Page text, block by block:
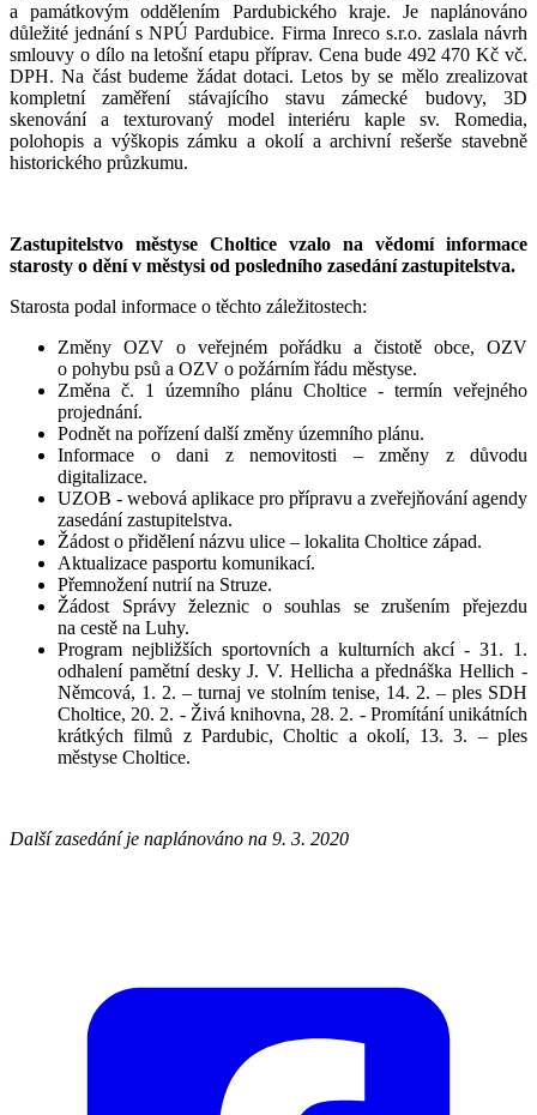
a památkovým oddělením Pardubického kraje. Je naplánováno
důležité jednání s NPÚ Pardubice. Firma Inreco s.r.o. zaslala návrh
smlouvy o dílo na letošní etapu příprav. Cena bude 492 470 Kč vč.
DPH. Na část budeme žádat dotaci. Letos by se mělo zrealizovat
kompletní zaměření stávajícího stavu zámecké budovy, 3D
skenování a texturovaný model interiéru kaple sv. Romedia,
polohopis a výškopis zámku a okolí a archivní rešerše stavebně
historického průzkumu.
Zastupitelstvo městyse Choltice vzalo na vědomí informace
starosty o dění v městysi od posledního zasedání zastupitelstva.
Starosta podal informace o těchto záležitostech:
Změny OZV o veřejném pořádku a čistotě obce, OZV
o pohybu psů a OZV o požárním řádu městyse.
Změna č. 1 územního plánu Choltice - termín veřejného
projednání.
Podnět na pořízení další změny územního plánu.
Informace o dani z nemovitosti – změny z důvodu
digitalizace.
UZOB - webová aplikace pro přípravu a zveřejňování agendy
zasedání zastupitelstva.
Žádost o přidělení názvu ulice – lokalita Choltice západ.
Aktualizace pasportu komunikací.
Přemnožení nutrií na Struze.
Žádost Správy železnic o souhlas se zrušením přejezdu
na cestě na Luhy.
Program nejbližších sportovních a kulturních akcí - 31. 1.
odhalení pamětní desky J. V. Hellicha a přednáška Hellich -
Němcová, 1. 2. – turnaj ve stolním tenise, 14. 2. – ples SDH
Choltice, 20. 2. - Živá knihovna, 28. 2. - Promítání unikátních
krátkých filmů z Pardubic, Choltic a okolí, 13. 3. – ples
městyse Choltice.
Další zasedání je naplánováno na 9. 3. 2020